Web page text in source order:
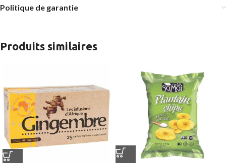
Politique de garantie
Produits similaires